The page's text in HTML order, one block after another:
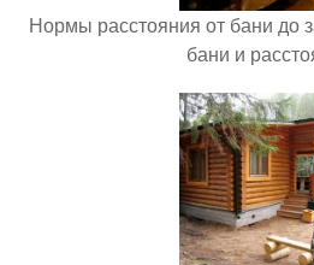
Нормы расстояния от бани до
бани и